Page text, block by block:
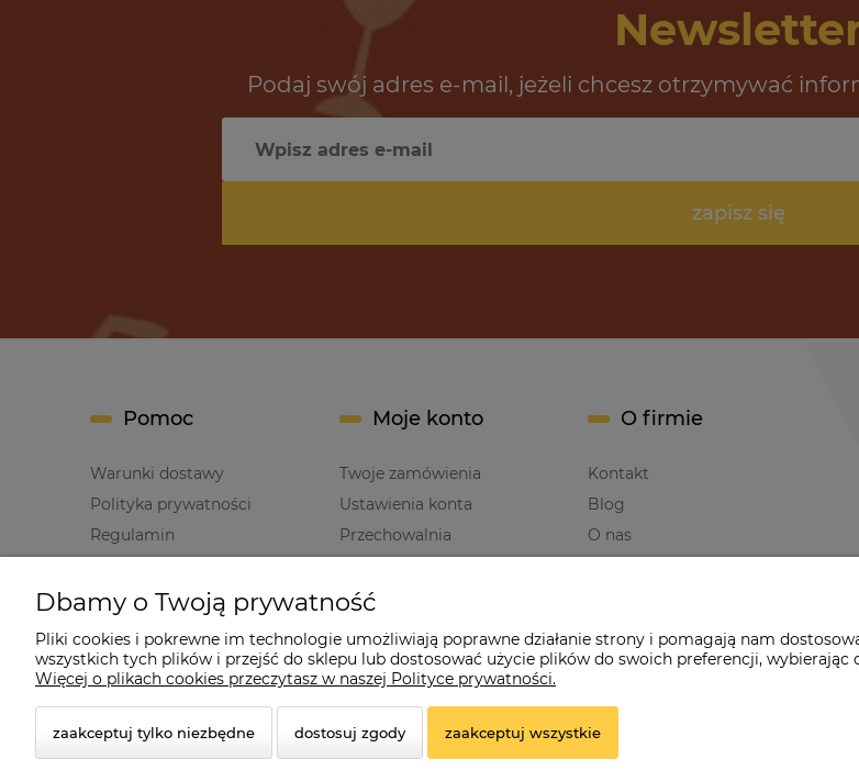
Podaj swój adres e-mail, jeżeli chcesz otrzymywać
zapisz się
Pomoc
Warunki dostawy
Polityka prywatności
Regulamin
Moje konto
Twoje zamówienia
Ustawienia konta
Przechowalnia
O firmie
Kontakt
Blog
O nas
Czerwona Dynia |ul. Konarskiego 9a| 66-200
Dbamy o Twoją prywatność
Pliki cookies i pokrewne im technologie umożliwiają poprawne działanie strony i pomagają nam
wszystkich tych plików i przejść do sklepu lub dostosować użycie plików do swoich preferencji, wybierając
Więcej o plikach cookies przeczytasz w naszej Polityce prywatności.
zaakceptuj tylko niezbędne dostosuj zgody zaakceptuj wszystkie